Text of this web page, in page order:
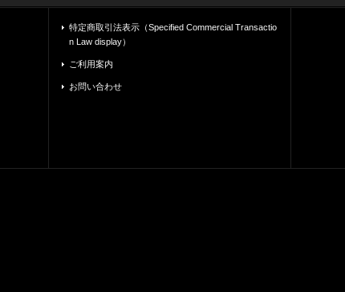
特定商取引法表示（Specified Commercial Transactio
n Law display）
ご利用案内
お問い合わせ